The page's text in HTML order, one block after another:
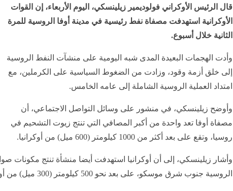
قال الرئيس الأوكراني فولوديمير زيلينسكي، اليوم الأربعاء، إن القوات
الأوكرانية استهدفت مصفاة نفط رئيسية في مدينة أوفا الروسية للمرة
الثانية خلال أسبوع.
وأدت الهجمات البعيدة المدى شبه اليومية على منشآت النفط الروسية
إلى خلق أزمة وقود، وزادت من الضغوط السياسية على الكرملين، مع
امتداد العملية الروسية الشاملة إلى عامه الخامس.
وأوضح زيلينسكي، في منشور على وسائل التواصل الاجتماعي، أن
مصفاة أوفا تعد واحدة من أكبر المصافي التي تنتج زيوت التشحيم في
روسيا، وتقع على بعد أكثر من 1000 كيلومتر (600 ميل) من أوكرانيا.
وأشار زيلينسكي، إلى أن أوكرانيا استهدفت أيضا منشأة تنتج مكونات
الروسية جنوب شرق موسكو، على بعد نحو 500 كيلومتر (300 ميل) من أوكرانيا.